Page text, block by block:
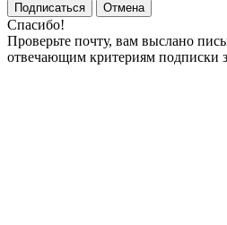
Подписаться
Отмена
Спасибо!
Проверьте почту, вам выслано
отвечающим критериям подписки